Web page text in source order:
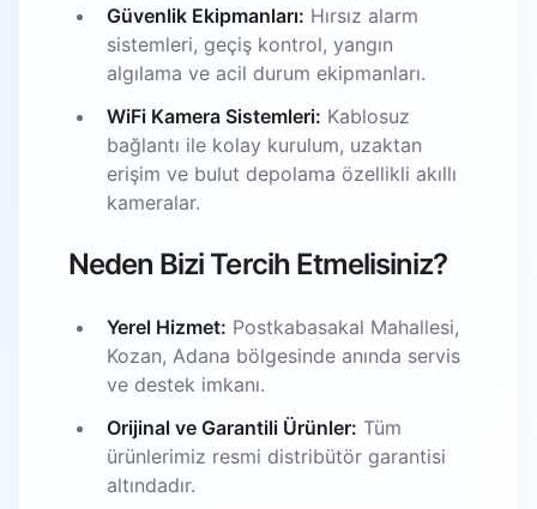
Güvenlik Ekipmanları: Hırsız alarm
sistemleri, geçiş kontrol, yangın
algılama ve acil durum ekipmanları.
WiFi Kamera Sistemleri: Kablosuz
bağlantı ile kolay kurulum, uzaktan
erişim ve bulut depolama özellikli akıllı
kameralar.
Neden Bizi Tercih Etmelisiniz?
Yerel Hizmet: Postkabasakal Mahallesi,
Kozan, Adana bölgesinde anında servis
ve destek imkanı.
Orijinal ve Garantili Ürünler: Tüm
ürünlerimiz resmi distribütör garantisi
altındadır.